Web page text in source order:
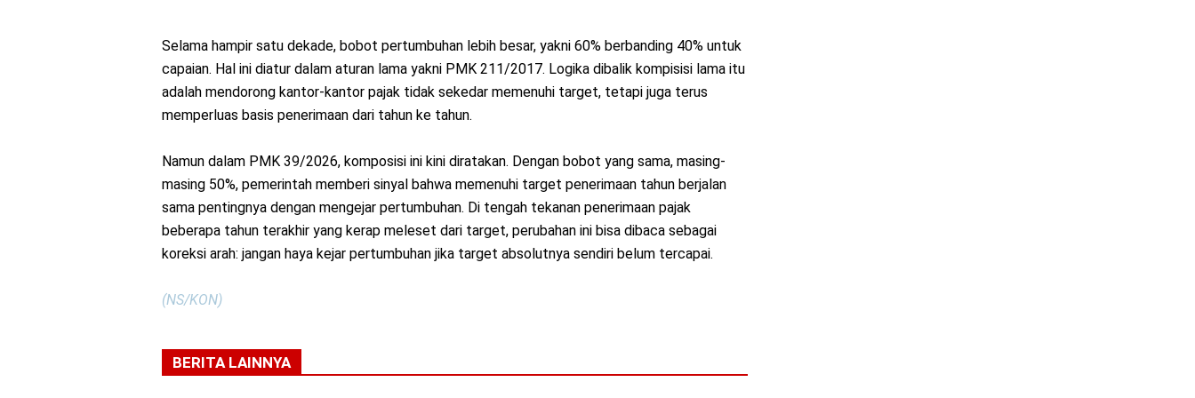
Selama hampir satu dekade, bobot pertumbuhan lebih besar, yakni 60% berbanding 40% untuk
capaian. Hal ini diatur dalam aturan lama yakni PMK 211/2017. Logika dibalik kompisisi lama itu
adalah mendorong kantor-kantor pajak tidak sekedar memenuhi target, tetapi juga terus
memperluas basis penerimaan dari tahun ke tahun.
Namun dalam PMK 39/2026, komposisi ini kini diratakan. Dengan bobot yang sama, masing-
masing 50%, pemerintah memberi sinyal bahwa memenuhi target penerimaan tahun berjalan
sama pentingnya dengan mengejar pertumbuhan. Di tengah tekanan penerimaan pajak
beberapa tahun terakhir yang kerap meleset dari target, perubahan ini bisa dibaca sebagai
koreksi arah: jangan haya kejar pertumbuhan jika target absolutnya sendiri belum tercapai.
(NS/KON)
BERITA LAINNYA